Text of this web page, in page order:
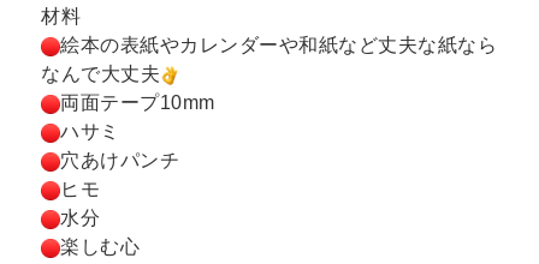
材料
絵本の表紙やカレンダーや和紙など丈夫な紙なら
なんで大丈夫
両面テープ10mm
ハサミ
穴あけパンチ
ヒモ
水分
楽しむ心